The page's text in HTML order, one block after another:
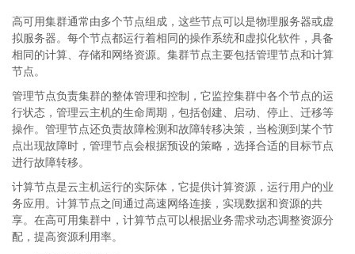
高可用集群通常由多个节点组成，这些节点可以是物理服务器或虚
拟服务器。每个节点都运行着相同的操作系统和虚拟化软件，具备
相同的计算、存储和网络资源。集群节点主要包括管理节点和计算
节点。
管理节点负责集群的整体管理和控制，它监控集群中各个节点的运
行状态，管理云主机的生命周期，包括创建、启动、停止、迁移等
操作。管理节点还负责故障检测和故障转移决策，当检测到某个节
点出现故障时，管理节点会根据预设的策略，选择合适的目标节点
进行故障转移。
计算节点是云主机运行的实际体，它提供计算资源，运行用户的业
务应用。计算节点之间通过高速网络连接，实现数据和资源的共
享。在高可用集群中，计算节点可以根据业务需求动态调整资源分
配，提高资源利用率。